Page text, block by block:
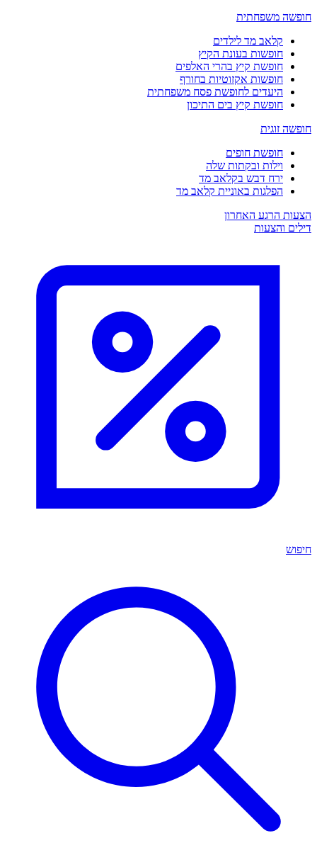
חופשה משפחתית
קלאב מד לילדים
חופשות בעונת הקיץ
חופשת קיץ בהרי האלפים
חופשות אקזוטיות בחורף
היעדים לחופשת פסח משפחתית
חופשת קיץ בים התיכון
חופשה זוגית
חופשת חופים
וילות ובקתות שלה
ירח דבש בקלאב מד
הפלגות באוניית קלאב מד
הצעות הרגע האחרון
דילים והצעות
חיפוש